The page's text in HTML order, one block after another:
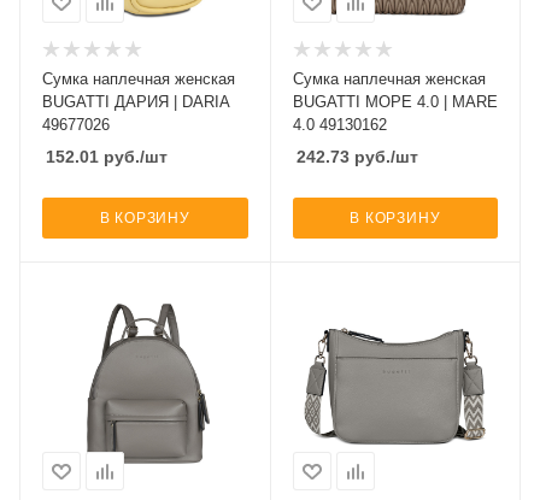
Сумка наплечная женская
BUGATTI ДАРИЯ | DARIA
49677026
152.01 руб./шт
В КОРЗИНУ
Сумка наплечная женская
BUGATTI МОРЕ 4.0 | MARE
4.0 49130162
242.73руб./шт
В КОРЗИНУ